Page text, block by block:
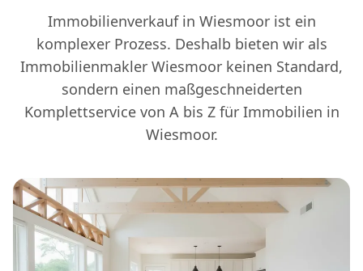
Immobilienverkauf in Wiesmoor ist ein
komplexer Prozess. Deshalb bieten wir als
Immobilienmakler Wiesmoor keinen Standard,
sondern einen maßgeschneiderten
Komplettservice von A bis Z für Immobilien in
Wiesmoor.